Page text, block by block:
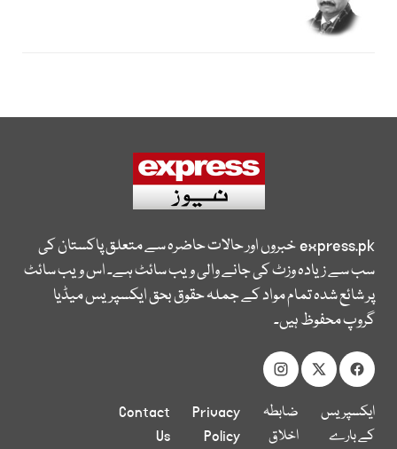
express.pkخبروں اور حالات حاضرہ سے متعلق پاکستان کی
سب سے زیادہ وزٹ کی جانے والی ویب سائٹ ہے۔ اس ویب سائٹ
پر شائع شدہ تمام مواد کے جملہ حقوق بحق ایکسپریس میڈیا
گروپ محفوظ ہیں۔
ایکسپریس
کے بارے
ضابطہ
اخلاق
Privacy
Policy
Contact
Us